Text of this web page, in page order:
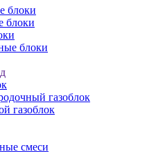
блоки
блоки
блоки
газоблок
газоблок